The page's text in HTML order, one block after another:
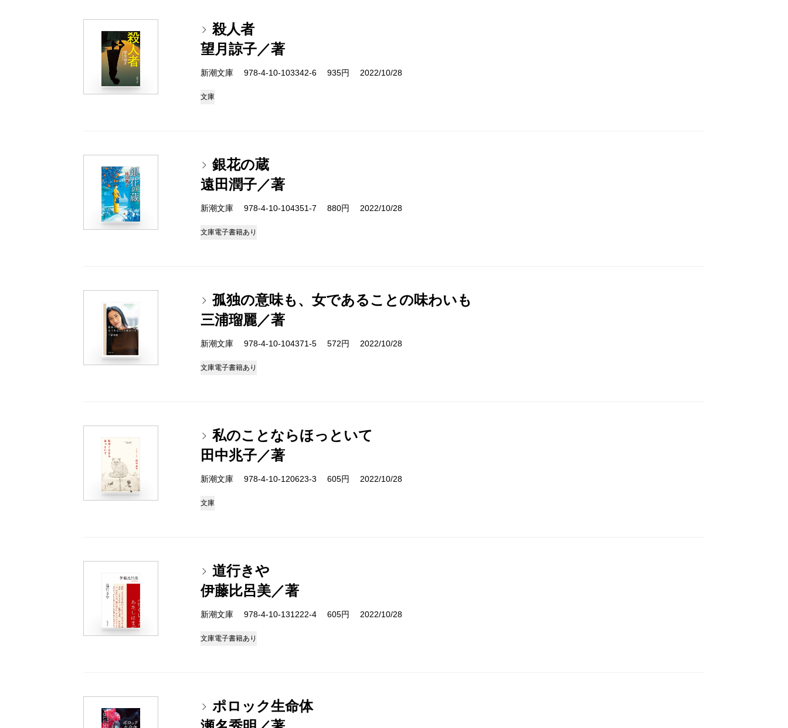
殺人者
望月諒子／著
新潮文庫 978-4-10-103342-6 935円 2022/10/28
文庫
銀花の蔵
遠田潤子／著
新潮文庫 978-4-10-104351-7 880円 2022/10/28
文庫電子書籍あり
孤独の意味も、女であることの味わいも
三浦瑠麗／著
新潮文庫 978-4-10-104371-5 572円 2022/10/28
文庫電子書籍あり
私のことならほっといて
田中兆子／著
新潮文庫 978-4-10-120623-3 605円 2022/10/28
文庫
道行きや
伊藤比呂美／著
新潮文庫 978-4-10-131222-4 605円 2022/10/28
文庫電子書籍あり
ポロック生命体